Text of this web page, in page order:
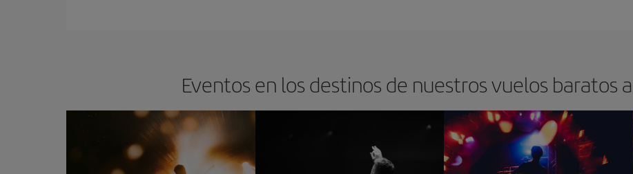
Eventos en los destinos de nuestros vuelos baratos